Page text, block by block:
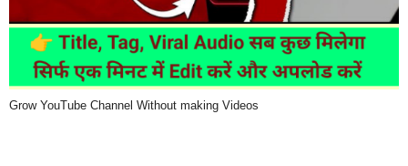
Grow YouTube Channel Without making Videos